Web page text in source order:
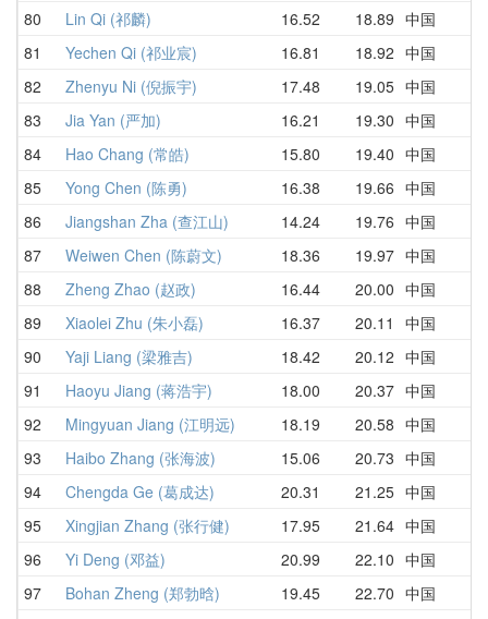
80 Lin Qi (祁麟) 16.52 18.89 中国
81 Yechen Qi (祁业宸) 16.81 18.92 中国
82 Zhenyu Ni (倪振宇) 17.48 19.05 中国
83 Jia Yan (严加) 16.21 19.30 中国
84 Hao Chang (常皓) 15.80 19.40 中国
85 Yong Chen (陈勇) 16.38 19.66 中国
86 Jiangshan Zha (查江山) 14.24 19.76 中国
87 Weiwen Chen (陈蔚文) 18.36 19.97 中国
88 Zheng Zhao (赵政) 16.44 20.00 中国
89 Xiaolei Zhu (朱小磊) 16.37 20.11 中国
90 Yaji Liang (梁雅吉) 18.42 20.12 中国
91 Haoyu Jiang (蒋浩宇) 18.00 20.37 中国
92 Mingyuan Jiang (江明远) 18.19 20.58 中国
93 Haibo Zhang (张海波) 15.06 20.73 中国
94 Chengda Ge (葛成达) 20.31 21.25 中国
95 Xingjian Zhang (张行健) 17.95 21.64 中国
96 Yi Deng (邓益) 20.99 22.10 中国
97 Bohan Zheng (郑勃晗) 19.45 22.70 中国